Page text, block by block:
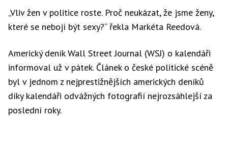
„Vliv žen v politice roste. Proč neukázat, že jsme ženy,
které se nebojí být sexy?“ řekla Markéta Reedová.
Americký deník Wall Street Journal (WSJ) o kalendáři
informoval už v pátek. Článek o české politické scéně
byl v jednom z nejprestižnějších amerických deníků
díky kalendáři odvážných fotografií nejrozsáhlejší za
poslední roky.